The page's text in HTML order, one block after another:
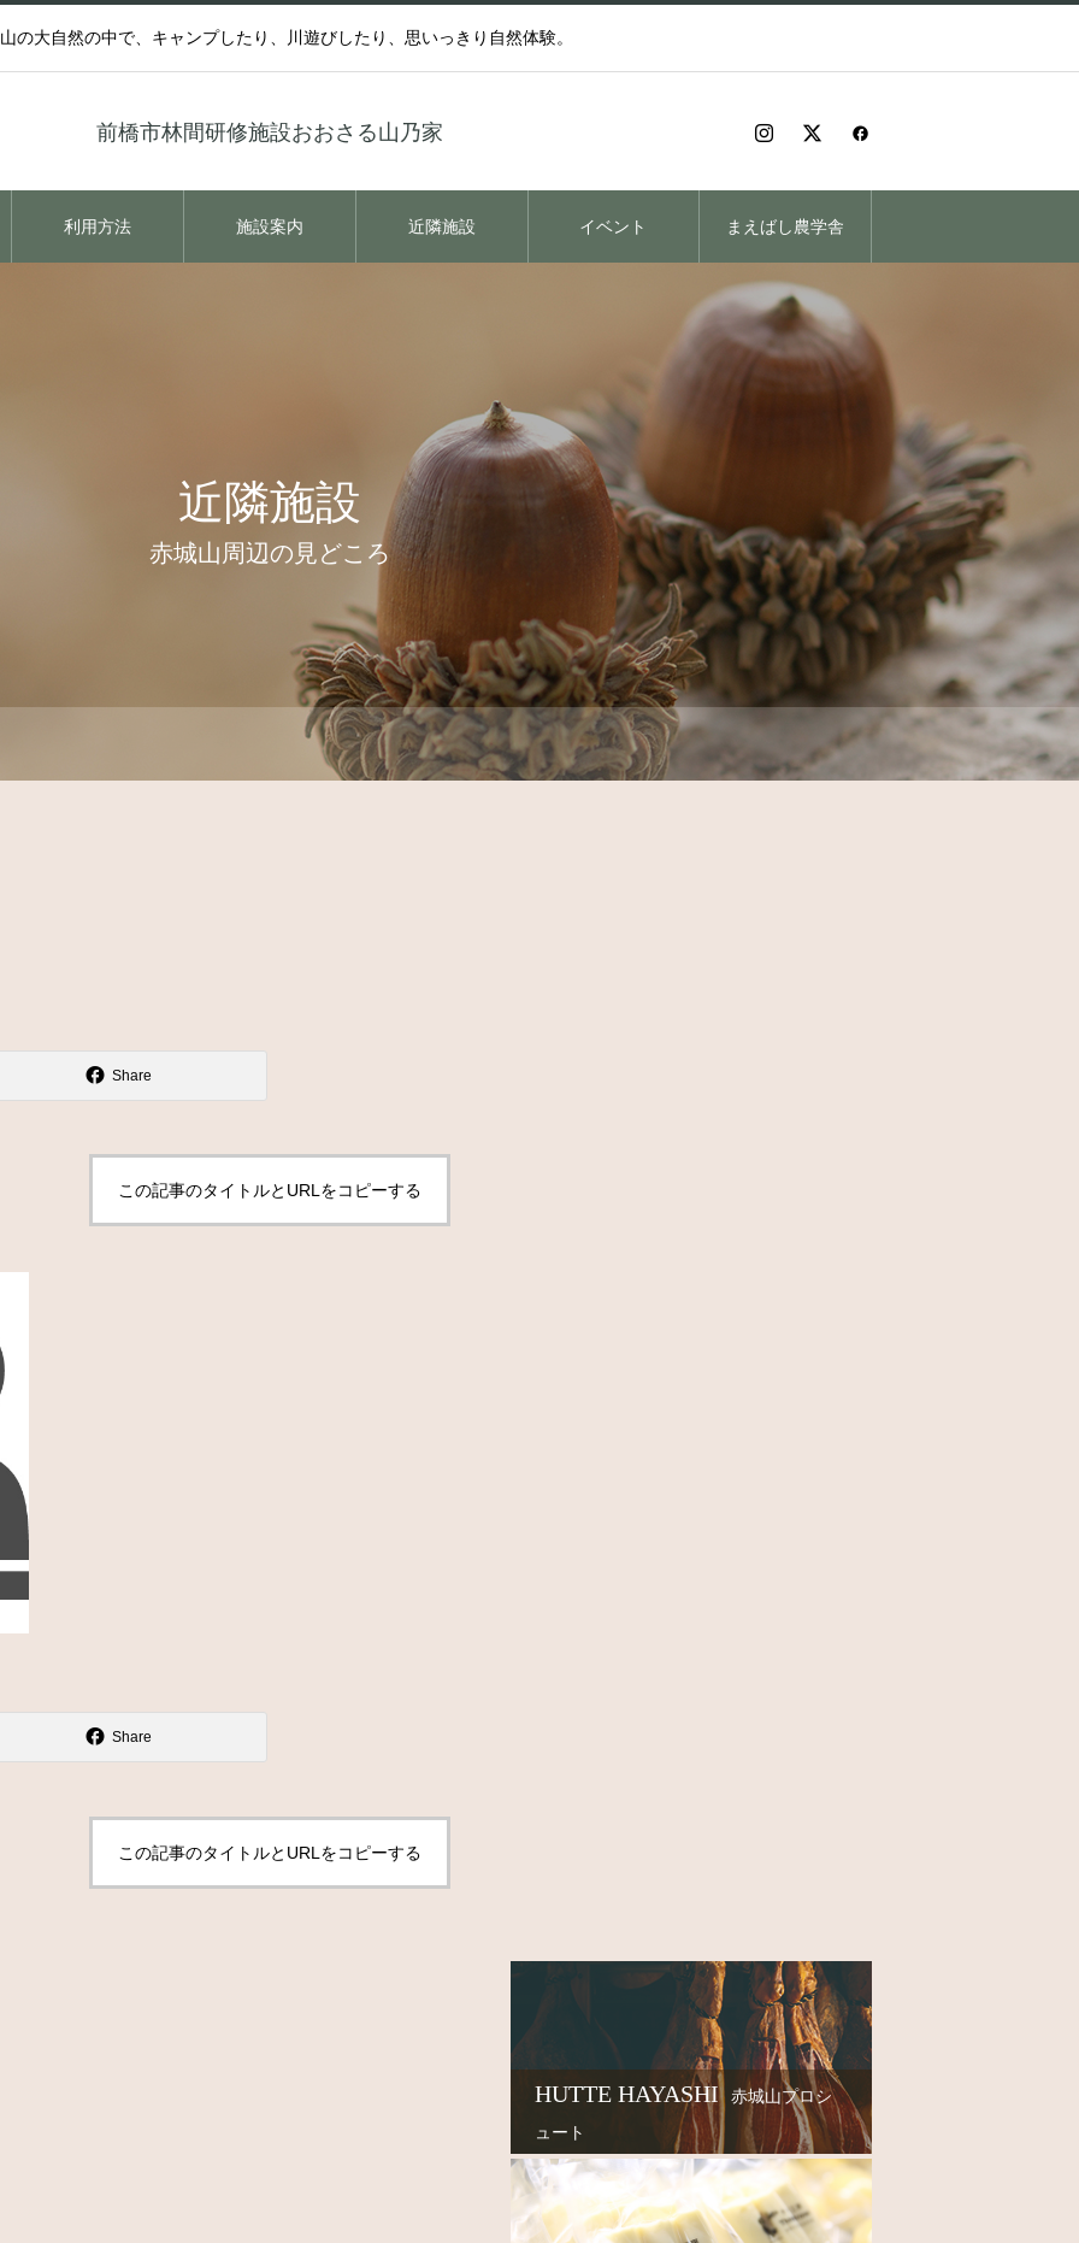
の大自然の中で、キャンプしたり、川遊びしたり、思いっきり自然体験。
前橋市林間研修施設おおさる山乃家
利用方法 施設案内 近隣施設 イベント まえばし農学舎
近隣施設
赤城山周辺の見どころ
Share
この記事のタイトルとURLをコピーする
Share
この記事のタイトルとURLをコピーする
HUTTE HAYASHI
赤城山プロシ
ュート